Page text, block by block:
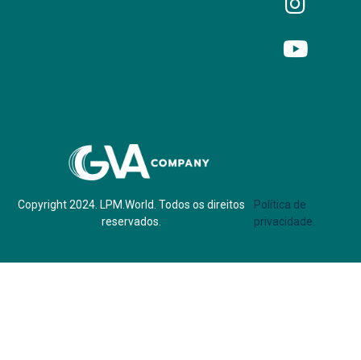
Copyright 2024. LPM.World. Todos os direitos
reservados.
Política de
privacidade.